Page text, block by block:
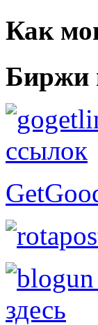
Как
Биржи
ссылок
здесь